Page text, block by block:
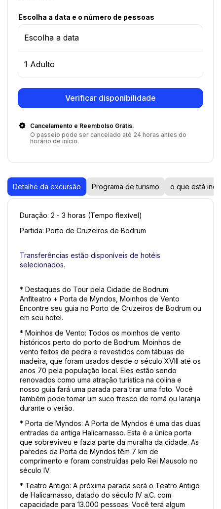
Escolha a data e o número de pessoas
Escolha a data
1 Adulto
Verificar disponibilidade
Cancelamento e Reembolso Grátis.
O passeio pode ser cancelado até 24 horas antes do
horário de início.
Detalhe da excursão Programa de turismo o que está
Duração: 2 - 3 horas (Tempo flexível)
Partida: Porto de Cruzeiros de Bodrum
Transferências estão disponíveis de hotéis
selecionados.
* Destaques do Tour pela Cidade de Bodrum:
Anfiteatro + Porta de Myndos, Moinhos de Vento
Encontre seu guia no Porto de Cruzeiros de Bodrum ou
em seu hotel.
* Moinhos de Vento: Todos os moinhos de vento
históricos perto do porto de Bodrum. Moinhos de
vento feitos de pedra e revestidos com tábuas de
madeira, que foram usados desde o século XVIII até os
anos 70 pela população local. Eles estão sendo
renovados como uma atração turística na colina e
nosso guia fará uma parada para tirar uma foto. Você
também pode tomar um suco fresco de romã ou laranja
durante o verão.
* Porta de Myndos: A Porta de Myndos é uma das duas
entradas da antiga Halicarnasso. Esta é a única porta
que sobreviveu e fazia parte da muralha da cidade. As
paredes da Porta de Myndos têm 7 km de
comprimento e foram construídas pelo Rei Mausolo no
século IV.
* Teatro Antigo: A próxima parada será o Teatro Antigo
de Halicarnasso, datado do século IV a.C. com
capacidade para 13.000 pessoas. Você terá algum